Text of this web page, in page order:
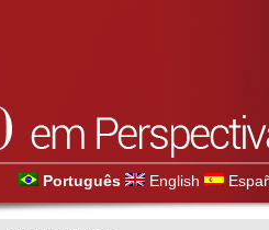
Português English